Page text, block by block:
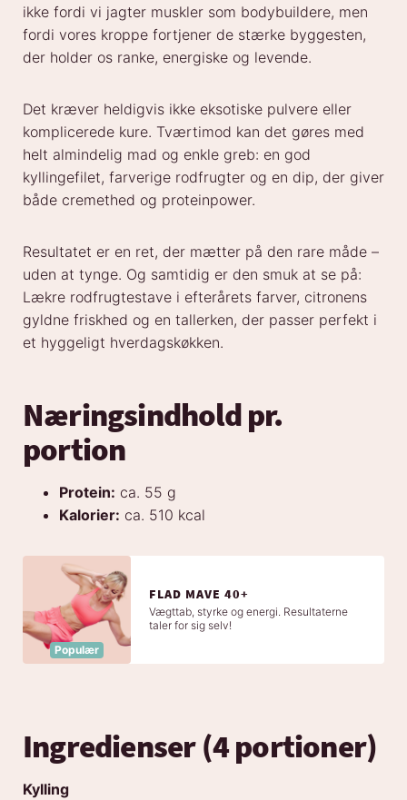
ikke fordi vi jagter muskler som bodybuildere, men
fordi vores kroppe fortjener de stærke byggesten,
der holder os ranke, energiske og levende.
Det kræver heldigvis ikke eksotiske pulvere eller
komplicerede kure. Tværtimod kan det gøres med
helt almindelig mad og enkle greb: en god
kyllingefilet, farverige rodfrugter og en dip, der giver
både cremethed og proteinpower.
Resultatet er en ret, der mætter på den rare måde –
uden at tynge. Og samtidig er den smuk at se på:
Lækre rodfrugtestave i efterårets farver, citronens
gyldne friskhed og en tallerken, der passer perfekt i
et hyggeligt hverdagskøkken.
Næringsindhold pr.
portion
Protein: ca. 55 g
Kalorier: ca. 510 kcal
Populær
FLAD MAVE 40+
Vægttab, styrke og energi. Resultaterne
taler for sig selv!
Ingredienser (4 portioner)
Kylling